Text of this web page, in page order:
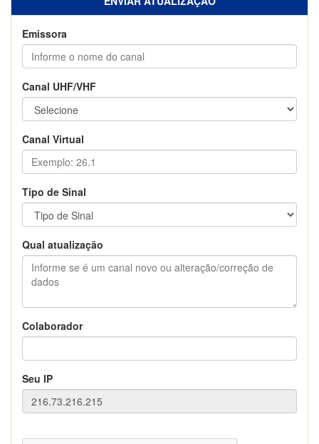
Emissora
Canal UHF/VHF
Canal Virtual
Tipo de Sinal
Qual atualização
Colaborador
Seu IP